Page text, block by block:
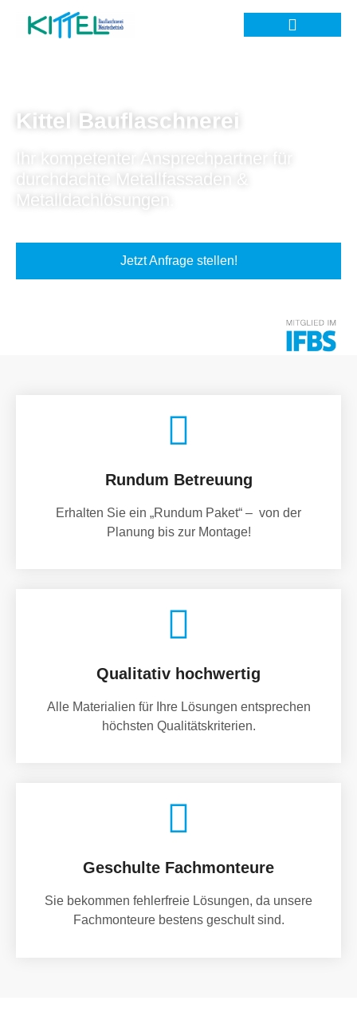
Kittel Bauflaschnerei
Ihr kompetenter Ansprechpartner für
durchdachte Metallfassaden &
Metalldachlösungen.
Jetzt Anfrage stellen!
Rundum Betreuung
Erhalten Sie ein „Rundum Paket“ – von der
Planung bis zur Montage!
Qualitativ hochwertig
Alle Materialien für Ihre Lösungen entsprechen
höchsten Qualitätskriterien.
Geschulte Fachmonteure
Sie bekommen fehlerfreie Lösungen, da unsere
Fachmonteure bestens geschult sind.